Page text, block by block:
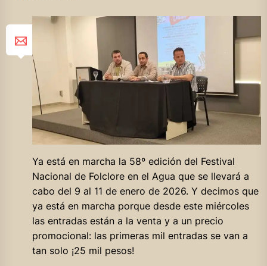
Ya está en marcha la 58º edición del Festival
Nacional de Folclore en el Agua que se llevará a
cabo del 9 al 11 de enero de 2026. Y decimos que
ya está en marcha porque desde este miércoles
las entradas están a la venta y a un precio
promocional: las primeras mil entradas se van a
tan solo ¡25 mil pesos!